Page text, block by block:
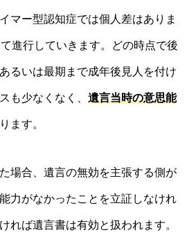
マー型認知症では個人差はありま
進行していきます。どの時点で後
るいは最期まで成年後見人を付け
も少なくなく、 遺言当時の意思能
ます。
場合、遺言の無効を主張する側が
力がなかったことを立証しなけれ
れば遺言書は有効と扱われます。